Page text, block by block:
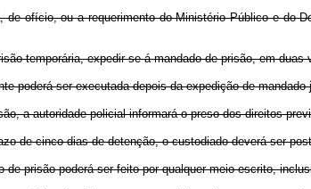
de ofício, ou a requerimento do Ministério Público e do
temporária, expedir-se-á mandado de prisão, em
poderá ser executada depois da expedição de mandado
a autoridade policial informará o preso dos direitos
de cinco dias de detenção, o custodiado deverá ser
de prisão poderá ser feito por qualquer meio escrito,